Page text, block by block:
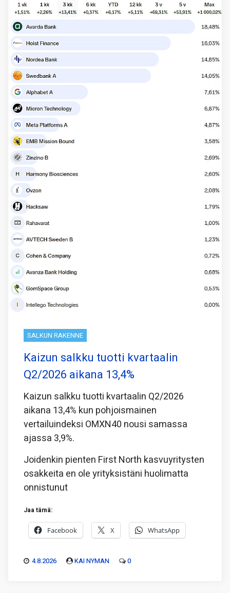
SALKUN RAKENNE
Kaizun salkku tuotti kvartaalin
Q2/2026 aikana 13,4%
Kaizun salkku tuotti kvartaalin Q2/2026
aikana 13,4% kun pohjoismainen
vertailuindeksi OMXN40 nousi samassa
ajassa 3,9%.
Joidenkin pienten First North kasvuyritysten
osakkeita en ole yrityksistäni huolimatta
onnistunut
Jaa tämä:
Facebook X WhatsApp
4.8.2026 KAI NYMAN 0